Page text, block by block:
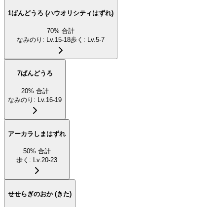
1ばんどうろ (ハウオリシティはずれ)
70% 合計
なみのり : Lv.15-18歩く : Lv.5-7
7ばんどうろ
20% 合計
なみのり : Lv.16-19
アーカラしまはずれ
50% 合計
歩く : Lv.20-23
せせらぎのおか (きた)